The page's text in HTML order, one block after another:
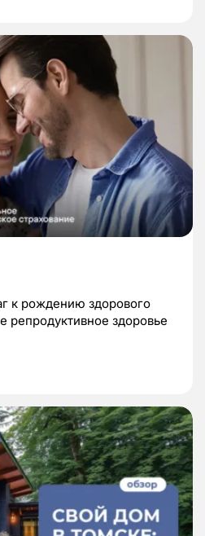
к рождению здорового
здоровье